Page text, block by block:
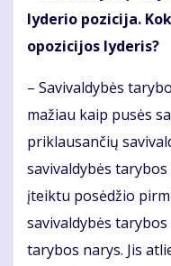
lyderio pozicija.
opozicijos lyderis?
– Savivaldybės
mažiau kaip pusės
priklausančių
savivaldybės
įteiktu posėdžio
savivaldybės
tarybos narys. Jis